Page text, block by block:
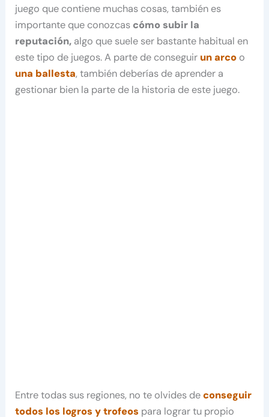
juego que contiene muchas cosas, también es
importante que conozcas cómo subir la
reputación, algo que suele ser bastante habitual en
este tipo de juegos. A parte de conseguir un arco o
una ballesta, también deberías de aprender a
gestionar bien la parte de la historia de este juego.
Entre todas sus regiones, no te olvides deconseguir
todos los logros y trofeos para lograr tu propio